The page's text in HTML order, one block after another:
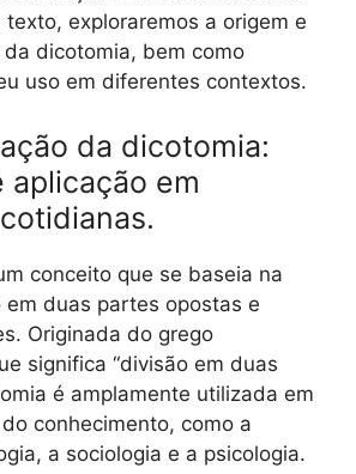
exploraremos a origem e
dicotomia, bem como
uso em diferentes contextos.
da dicotomia:
aplicação em
conceito que se baseia na
em duas partes opostas e
Originada do grego
significa “divisão em duas
é amplamente utilizada em
conhecimento, como a
a sociologia e a psicologia.